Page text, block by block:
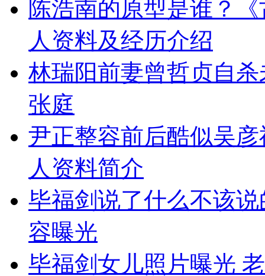
陈浩南的原型是谁？
人资料及经历介绍
林瑞阳前妻曾哲贞自
张庭
尹正整容前后酷似吴
人资料简介
毕福剑说了什么不该
容曝光
毕福剑女儿照片曝光